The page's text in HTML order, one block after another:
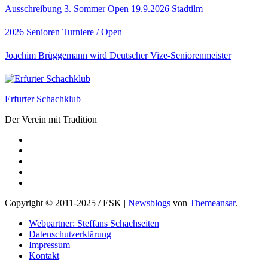
Ausschreibung 3. Sommer Open 19.9.2026 Stadtilm
2026 Senioren Turniere / Open
Joachim Brüggemann wird Deutscher Vize-Seniorenmeister
Erfurter Schachklub
Der Verein mit Tradition
Copyright © 2011-2025 / ESK Newsblogs von Themeansar.
Webpartner: Steffans Schachseiten
Datenschutzerklärung
Impressum
Kontakt